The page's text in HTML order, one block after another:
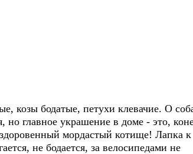
козы бодатые, петухи клевачие. О
но главное украшение в доме - это,
мордастый котище! Лапка к
не бодается, за велосипедами не